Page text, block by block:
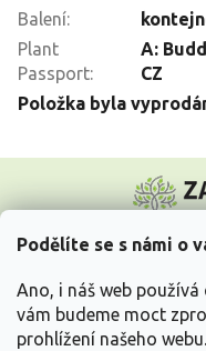
Podělíte se s námi o
Ano, i náš web
vám budeme moct
prohlížení našeho
Balení:
Plant
Passport:
A:
CZ
Položka byla
p
Vše o nákupu
Informace pro Vás